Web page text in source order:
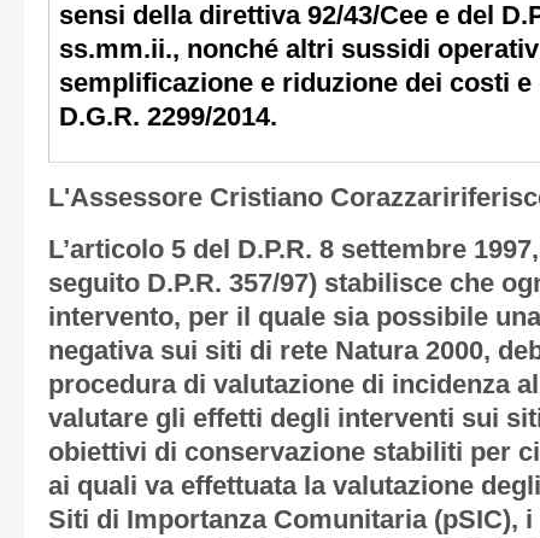
sensi della direttiva 92/43/Cee e del
ss.mm.ii., nonché altri sussidi
semplificazione e riduzione dei costi
D.G.R. 2299/2014.
L'Assessore Cristiano
L’articolo 5 del D.P.R. 8 settembre
seguito D.P.R. 357/97) stabilisce che
intervento, per il quale sia possibile
negativa sui siti di rete Natura 2000,
procedura di valutazione di incidenza
valutare gli effetti degli interventi sui
obiettivi di conservazione stabiliti per
ai quali va effettuata la valutazione
Siti di Importanza Comunitaria (pSIC),